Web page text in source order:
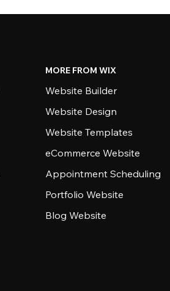
MORE FROM WIX
Website Builder
Website Design
Website Templates
eCommerce Website
Appointment Scheduling
Portfolio Website
Blog Website